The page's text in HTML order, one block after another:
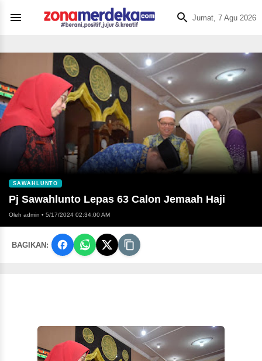
Jumat, 7 Agu 2026
SAWAHLUNTO
Pj Sawahlunto Lepas 63 Calon Jemaah Haji
Oleh admin • 5/17/2024 02:34:00 AM
BAGIKAN: